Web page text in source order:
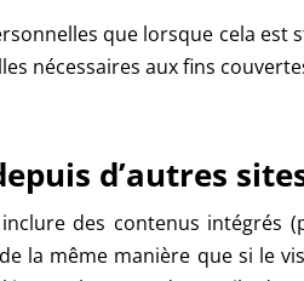
que lorsque cela
nécessaires aux fins
d’autres
des contenus intégrés
la même manière que si le